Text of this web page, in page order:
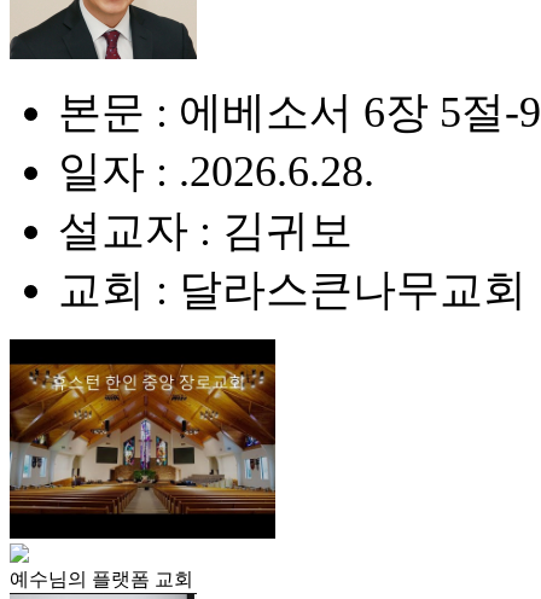
본문 : 에베소서 6장 5절-
일자 : .2026.6.28.
설교자 : 김귀보
교회 : 달라스큰나무교회
예수님의 플랫폼 교회